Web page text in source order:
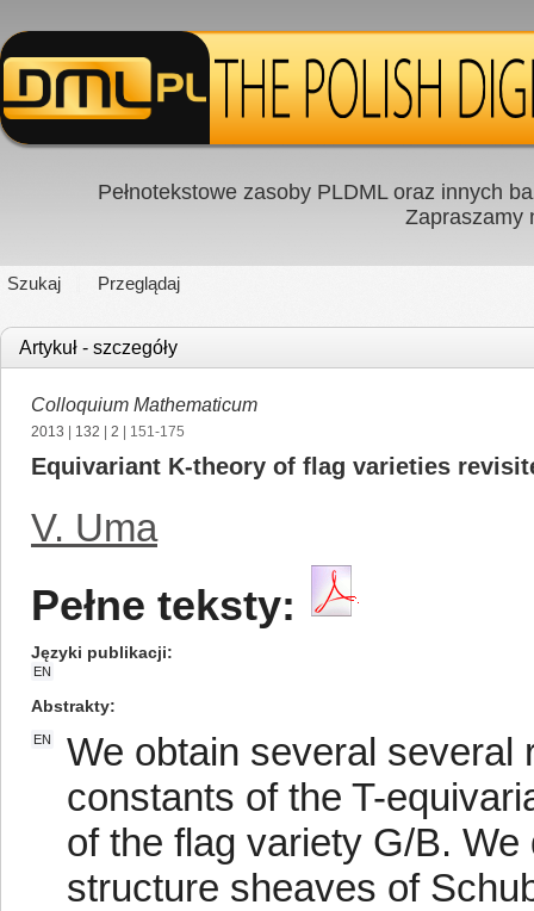
Pełnotekstowe zasoby PLDML oraz innych
Zapraszamy
Szukaj Przeglądaj
Artykuł - szczegóły
Colloquium Mathematicum
2013 132 2 | 151-175
Equivariant K-theory of flag varieties
V. Uma
Pełne teksty:
Języki publikacji
EN
Abstrakty
EN
We obtain several several
constants of the T-
of the flag variety G/B.
structure sheaves of